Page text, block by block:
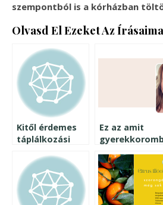
szempontból is a kórházban
Olvasd El Ezeket Az
Kitől érdemes
táplálkozási
elfogadnia egy
inzulinrezisztensnek?
Ez az amit
szerettem